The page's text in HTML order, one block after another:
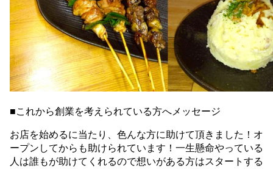
■これから創業を考えられている方へメッセージ
お店を始めるに当たり、色んな方に助けて頂きました！オ
ープンしてからも助けられています！一生懸命やっている
人は誰もが助けてくれるので想いがある方はスタートする